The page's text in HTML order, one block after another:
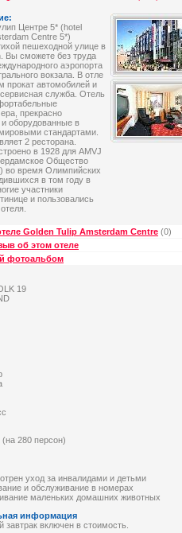
Центре 5* (hotel
Centre 5*)
пешеходной улице в
Вы сможете без труда
аэропорта
вокзала. В отле
прокат автомобилей и
сервисная служба. Отель
прекрасно
оборудованные в
стандартами.
2 ресторана.
в 1928 для AMVJ
Общество
во время Олимпийских
в том году в
участники
и пользовались
Golden Tulip Amsterdam Centre (0)
об этом отеле
фотоальбом
19
280 персон)
уход за инвалидами и детьми
и обслуживание в номерах
маленьких домашних животных
информация
завтрак включен в стоимость.